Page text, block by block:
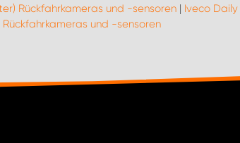
Rückfahrkameras und -sensoren | Iveco
Rückfahrkameras und -sensoren